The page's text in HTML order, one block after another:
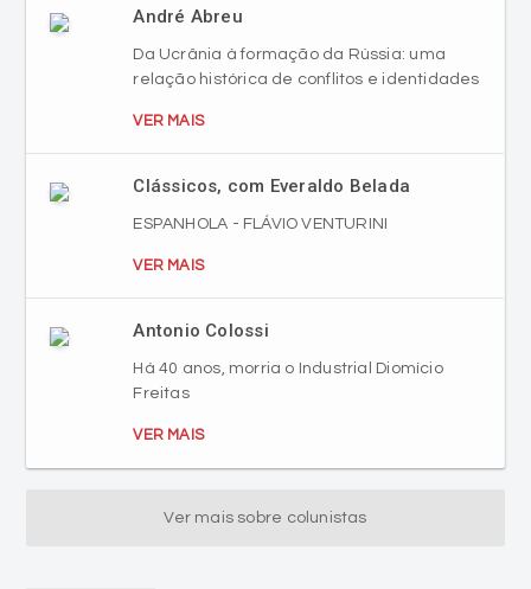
André Abreu
Da Ucrânia à formação da Rússia: uma
relação histórica de conflitos e identidades
VER MAIS
Clássicos, com Everaldo Belada
ESPANHOLA - FLÁVIO VENTURINI
VER MAIS
Antonio Colossi
Há 40 anos, morria o Industrial Diomício
Freitas
VER MAIS
Ver mais sobre colunistas